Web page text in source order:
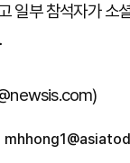
일부 참석자가 소